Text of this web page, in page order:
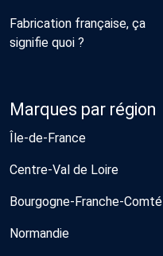
Fabrication française, ça
signifie quoi ?
Marques par région
Île-de-France
Centre-Val de Loire
Bourgogne-Franche-Comté
Normandie